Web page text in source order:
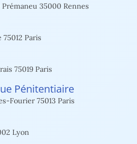
35000 Rennes
Paris
75019 Paris
Pénitentiaire
Fourier 75013 Paris
Lyon